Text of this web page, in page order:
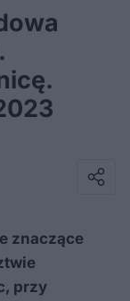
znaczące
przy